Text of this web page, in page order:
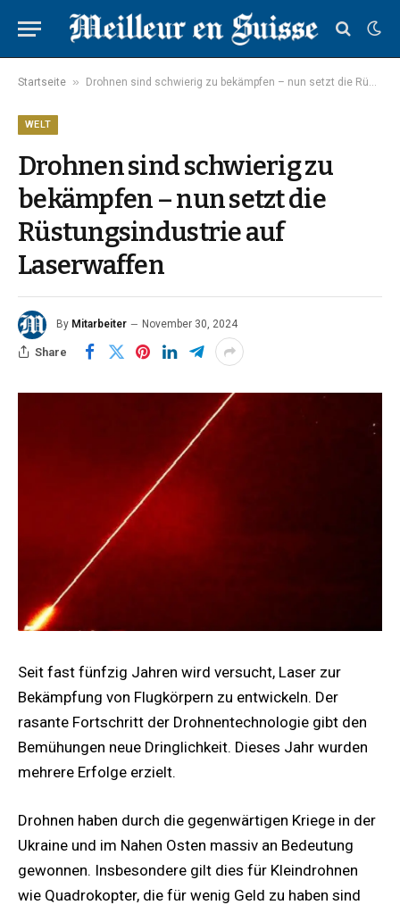
Startseite » Drohnen sind schwierig zu bekämpfen – nun setzt die Rüstungsindustrie auf Laserwaffen
WELT
Drohnen sind schwierig zu
bekämpfen – nun setzt die
Rüstungsindustrie auf
Laserwaffen
By Mitarbeiter November 30, 2024
Share
Seit fast fünfzig Jahren wird versucht, Laser zur
Bekämpfung von Flugkörpern zu entwickeln. Der
rasante Fortschritt der Drohnentechnologie gibt den
Bemühungen neue Dringlichkeit. Dieses Jahr wurden
mehrere Erfolge erzielt.
Drohnen haben durch die gegenwärtigen Kriege in der
Ukraine und im Nahen Osten massiv an Bedeutung
gewonnen. Insbesondere gilt dies für Kleindrohnen
wie Quadrokopter, die für wenig Geld zu haben sind